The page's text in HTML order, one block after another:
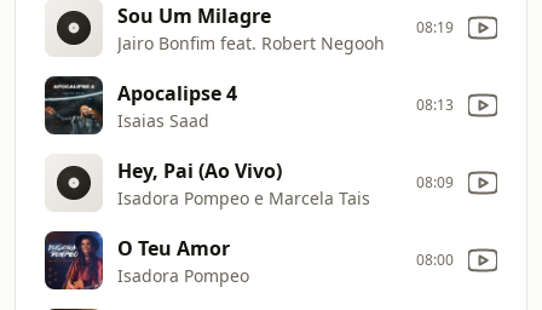
Sou Um Milagre
Jairo Bonfim feat. Robert Negooh
08:19
Apocalipse 4
Isaias Saad
08:13
Hey, Pai (Ao Vivo)
Isadora Pompeo e Marcela Tais
08:09
O Teu Amor
Isadora Pompeo
08:00